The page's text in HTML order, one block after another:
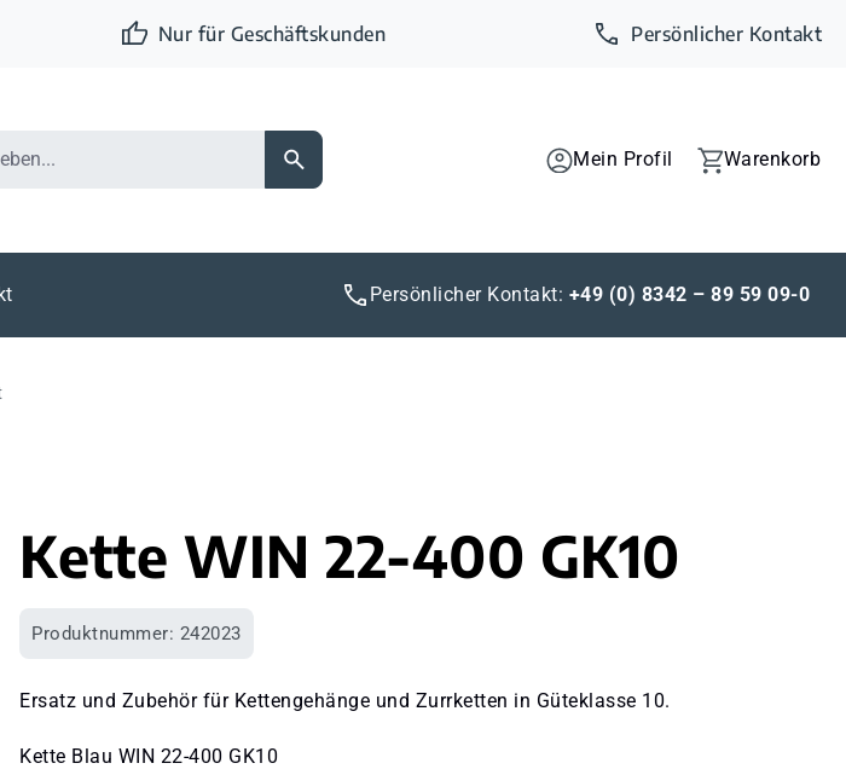
Nur für Geschäftskunden Persönlicher Kontakt
Mein Profil Warenkorb
Persönlicher Kontakt: +49 (0) 8342 – 89 59 09-0
Kette WIN 22-400 GK10
Produktnummer: 242023
Ersatz und Zubehör für Kettengehänge und Zurrketten in Güteklasse 10.
Kette Blau WIN 22-400 GK10